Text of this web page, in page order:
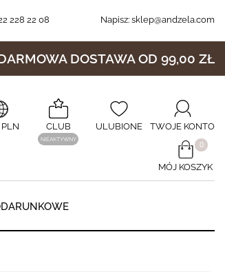
228 22 08 Napisz: sklep@andzela.com
DOSTAWA OD 99,00 ZŁ
CLUB
NIEAKTYWNY
ULUBIONE TWOJE KONTO
​0
MÓJ KOSZYK